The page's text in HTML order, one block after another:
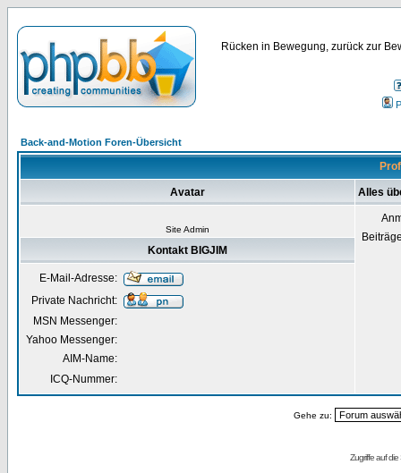
Rücken in Bewegung, zurück zur
Back-and-Motion Foren-Übersicht
Avatar Alles
Site Admin
Kontakt BIGJIM
E-Mail-Adresse:
Private Nachricht:
MSN Messenger:
Yahoo Messenger:
AIM-Name:
ICQ-Nummer:
Gehe zu:
Zugriffe auf